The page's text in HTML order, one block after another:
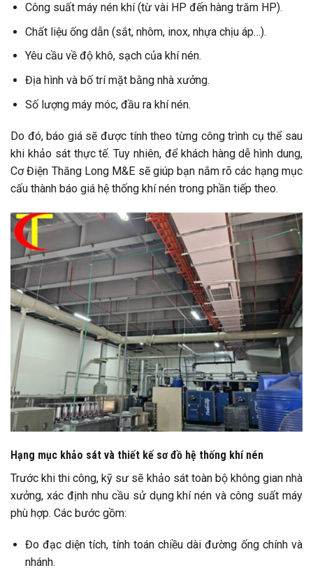
Công suất máy nén khí (từ vài HP đến hàng trăm HP).
Chất liệu ống dẫn (sắt, nhôm, inox, nhựa chịu áp…).
Yêu cầu về độ khô, sạch của khí nén.
Địa hình và bố trí mặt bằng nhà xưởng.
Số lượng máy móc, đầu ra khí nén.
Do đó, báo giá sẽ được tính theo từng công trình cụ thể sau
khi khảo sát thực tế. Tuy nhiên, để khách hàng dễ hình dung,
Cơ Điện Thăng Long M&E sẽ giúp bạn nắm rõ các hạng mục
cấu thành báo giá hệ thống khí nén trong phần tiếp theo.
Hạng mục khảo sát và thiết kế sơ đồ hệ thống khí nén
Trước khi thi công, kỹ sư sẽ khảo sát toàn bộ không gian nhà
xưởng, xác định nhu cầu sử dụng khí nén và công suất máy
phù hợp. Các bước gồm:
Đo đạc diện tích, tính toán chiều dài đường ống chính và
nhánh.